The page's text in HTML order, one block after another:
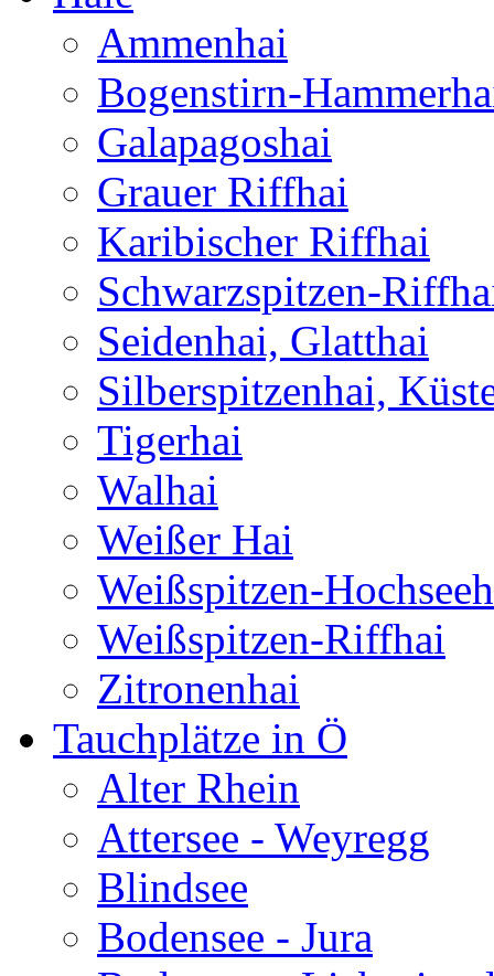
Ammenhai
Bogenstirn-
Galapagoshai
Grauer Riffhai
Karibischer Riffhai
Schwarzspitzen-
Seidenhai, Glatthai
Silberspitzenhai,
Tigerhai
Walhai
Weißer Hai
Weißspitzen-
Weißspitzen-Riffhai
Zitronenhai
Tauchplätze in Ö
Alter Rhein
Attersee - Weyregg
Blindsee
Bodensee - Jura